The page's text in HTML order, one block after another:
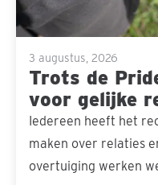
3 augustus, 2026
Trots de
voor gelijke
Iedereen heeft het
maken over relaties
overtuiging werken
voor
gelijke
rechten